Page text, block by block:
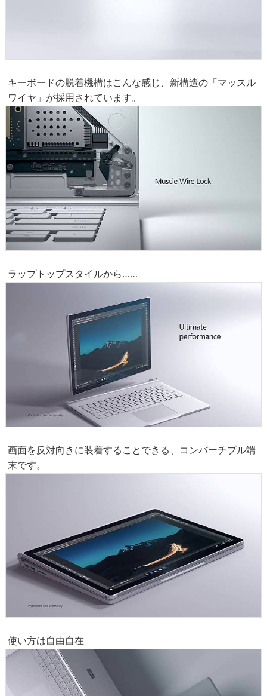
キーボードの脱着機構はこんな感じ、新構造の「マッスル
ワイヤ」が採用されています。
ラップトップスタイルから……
画面を反対向きに装着することできる、コンバーチブル端
末です。
使い方は自由自在